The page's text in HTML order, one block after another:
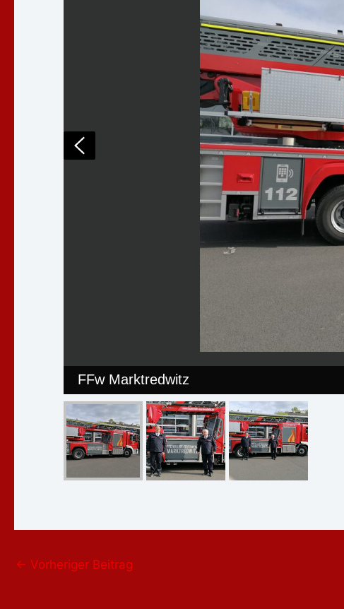
FFw Marktredwitz
← Vorheriger Beitrag